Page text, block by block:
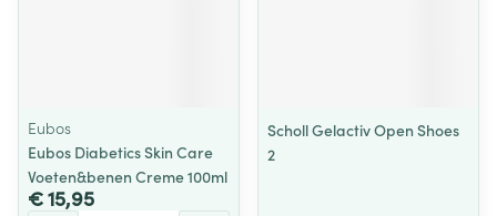
Eubos
Eubos Diabetics Skin Care
Voeten&benen Creme 100ml
€ 15,95
Scholl Gelactiv Open Shoes
2